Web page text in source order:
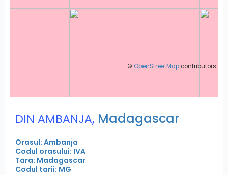
© OpenStreetMap contributors
DIN AMBANJA, Madagascar
Orasul: Ambanja
Codul orasului: IVA
Tara: Madagascar
Codul tarii: MG